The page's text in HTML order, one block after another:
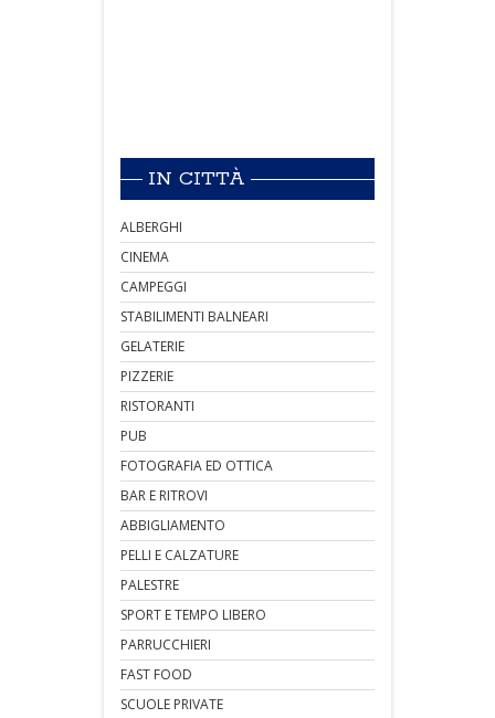
IN CITTÀ
ALBERGHI
CINEMA
CAMPEGGI
STABILIMENTI BALNEARI
GELATERIE
PIZZERIE
RISTORANTI
PUB
FOTOGRAFIA ED OTTICA
BAR E RITROVI
ABBIGLIAMENTO
PELLI E CALZATURE
PALESTRE
SPORT E TEMPO LIBERO
PARRUCCHIERI
FAST FOOD
SCUOLE PRIVATE